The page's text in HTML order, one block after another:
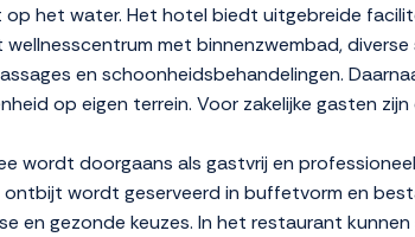
het water. Het hotel biedt uitgebreide
met binnenzwembad,
en schoonheidsbehandelingen.
op eigen terrein. Voor zakelijke gasten
wordt doorgaans als gastvrij en
ontbijt wordt geserveerd in buffetvorm en
en gezonde keuzes. In het restaurant